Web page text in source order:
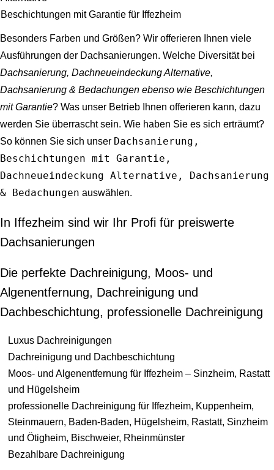
Beschichtungen mit Garantie für Iffezheim
Besonders Farben und Größen? Wir offerieren Ihnen viele
Ausführungen der Dachsanierungen. Welche Diversität bei
Dachsanierung, Dachneueindeckung Alternative,
Dachsanierung & Bedachungen ebenso wie Beschichtungen
mit Garantie? Was unser Betrieb Ihnen offerieren kann, dazu
werden Sie überrascht sein. Wie haben Sie es sich erträumt?
So können Sie sich unser Dachsanierung,
Beschichtungen mit Garantie,
Dachneueindeckung Alternative, Dachsanierung
& Bedachungen auswählen.
In Iffezheim sind wir Ihr Profi für preiswerte
Dachsanierungen
Die perfekte Dachreinigung, Moos- und
Algenentfernung, Dachreinigung und
Dachbeschichtung, professionelle Dachreinigung
Luxus Dachreinigungen
Dachreinigung und Dachbeschichtung
Moos- und Algenentfernung für Iffezheim – Sinzheim, Rastatt
und Hügelsheim
professionelle Dachreinigung für Iffezheim, Kuppenheim,
Steinmauern, Baden-Baden, Hügelsheim, Rastatt, Sinzheim
und Ötigheim, Bischweier, Rheinmünster
Bezahlbare Dachreinigung